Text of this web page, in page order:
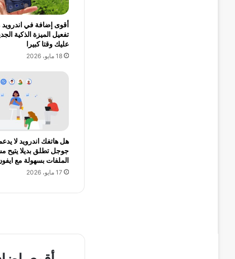
أقوى إضافة في
تفعيل الميزة الذكية
عليك وقتا كبيرا
18 مايو، 2026
جوجل تطلق بديلا يتيح
الملفات بسهولة مع
17 مايو، 2026